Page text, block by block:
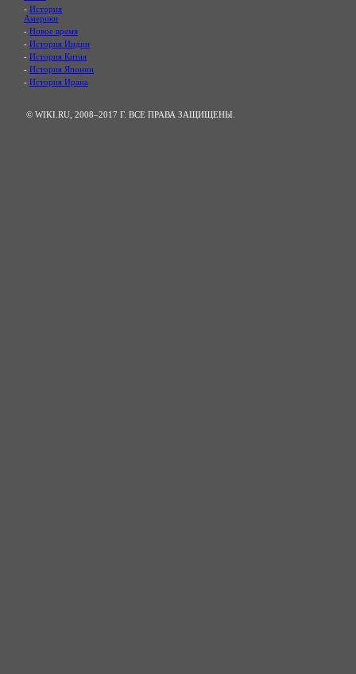
- История
Америки
- Новое время
- История Индии
- История Китая
- История Японии
- История Ирана
© WIKI.RU, 2008–2017 Г. ВСЕ ПРАВА ЗАЩИЩЕНЫ.